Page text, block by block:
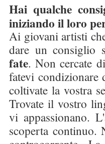
Hai qualche
iniziando il loro
Ai giovani artisti
dare un consiglio
fate. Non cercate
fatevi condizionare
coltivate la vostra
Trovate il vostro
vi appassionano.
scoperta continuo.